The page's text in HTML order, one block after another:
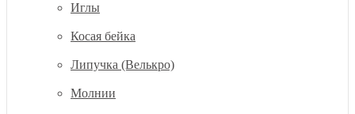
Иглы
Косая бейка
Липучка (Велькро)
Молнии